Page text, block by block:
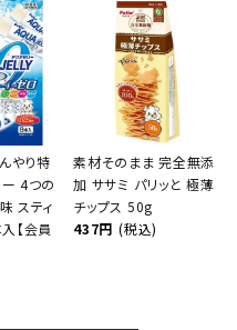
やり特
ー 4つの
スティ
【会員
素材そのまま 完全無添
加 ササミ パリッと 極薄
チップス 50g
437円 (税込)